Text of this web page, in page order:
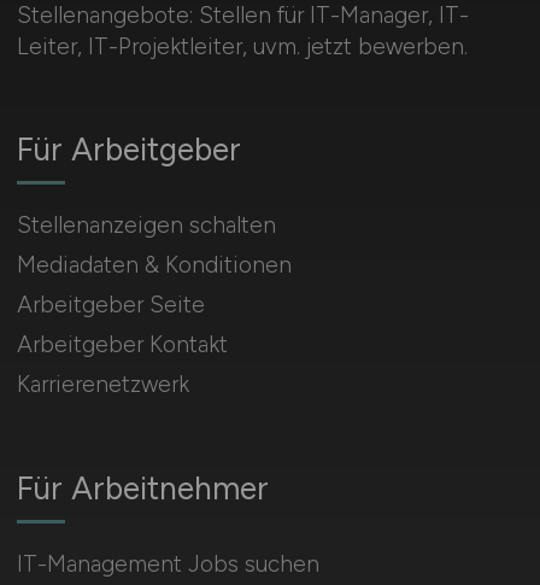
Stellenangebote: Stellen für IT-Manager, IT-
Leiter, IT-Projektleiter, uvm. jetzt bewerben.
Für Arbeitnehmer
IT-Management Jobs suchen
Für Arbeitgeber
Stellenanzeigen schalten
Mediadaten & Konditionen
Arbeitgeber Seite
Arbeitgeber Kontakt
Karrierenetzwerk